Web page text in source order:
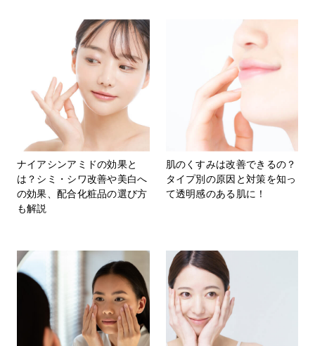
ナイアシンアミドの効果と
は？シミ・シワ改善や美白へ
の効果、配合化粧品の選び方
も解説
肌のくすみは改善できるの？
タイプ別の原因と対策を知っ
て透明感のある肌に！